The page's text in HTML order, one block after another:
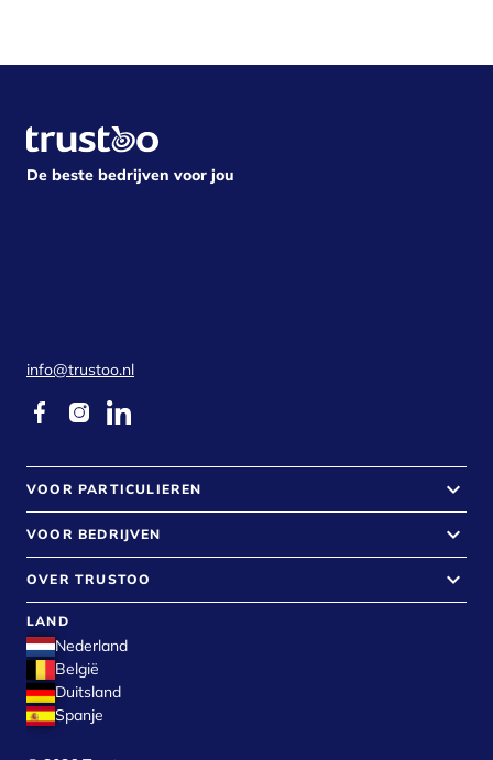
De beste bedrijven voor jou
info@trustoo.nl
VOOR PARTICULIEREN keyboard_arrow_down
VOOR BEDRIJVEN keyboard_arrow_down
OVER TRUSTOO keyboard_arrow_down
LAND
Nederland
België
Duitsland
Spanje